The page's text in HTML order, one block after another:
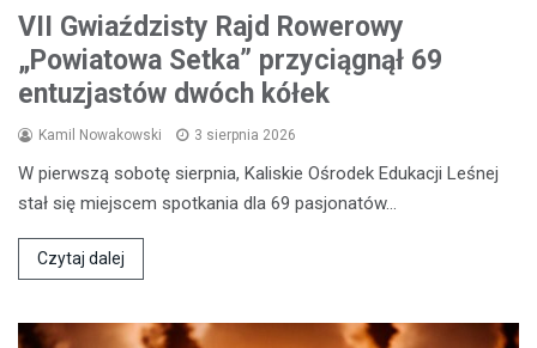
VII Gwiaździsty Rajd Rowerowy
„Powiatowa Setka” przyciągnął 69
entuzjastów dwóch kółek
Kamil Nowakowski 3 sierpnia 2026
W pierwszą sobotę sierpnia, Kaliskie Ośrodek Edukacji Leśnej
stał się miejscem spotkania dla 69 pasjonatów…
Czytaj dalej